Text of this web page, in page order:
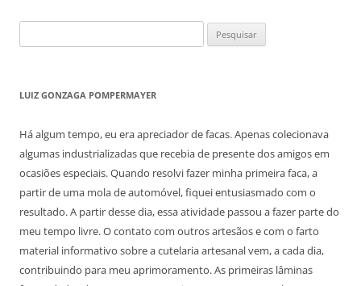
por:
LUIZ GONZAGA POMPERMAYER
Há algum tempo, eu era apreciador de facas. Apenas colecionava
algumas industrializadas que recebia de presente dos amigos em
ocasiões especiais. Quando resolvi fazer minha primeira faca, a
partir de uma mola de automóvel, fiquei entusiasmado com o
resultado. A partir desse dia, essa atividade passou a fazer parte do
meu tempo livre. O contato com outros artesãos e com o farto
material informativo sobre a cutelaria artesanal vem, a cada dia,
contribuindo para meu aprimoramento. As primeiras lâminas